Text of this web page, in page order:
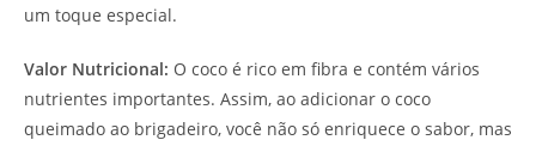
um toque especial.
Valor Nutricional: O coco é rico em fibra e contém vários
nutrientes importantes. Assim, ao adicionar o coco
queimado ao brigadeiro, você não só enriquece o sabor, mas